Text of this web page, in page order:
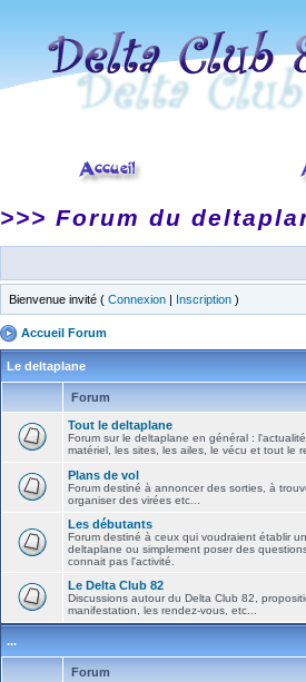
>>> Forum du
Bienvenue invité ( Connexion | Inscription )
Accueil Forum
Le deltaplane
Forum
Tout le deltaplane
Forum sur le deltaplane en général :
matériel, les sites, les ailes, le vécu et tout le
Plans de vol
Forum destiné à annoncer des sorties, à
organiser des virées etc...
Les débutants
Forum destiné à ceux qui voudraient établir
deltaplane ou simplement poser des
connait pas l'activité.
Le Delta Club 82
Discussions autour du Delta Club 82,
manifestation, les rendez-vous, etc...
...
Forum